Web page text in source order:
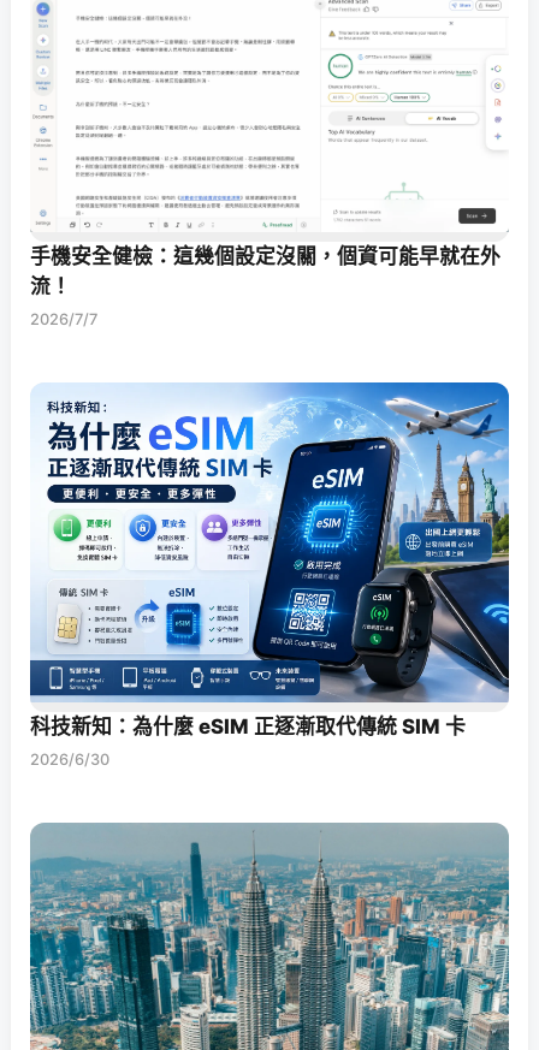
手機安全健檢：這幾個設定沒關，個資可能早就在外
流！
2026/7/7
科技新知：為什麼 eSIM 正逐漸取代傳統 SIM 卡
2026/6/30